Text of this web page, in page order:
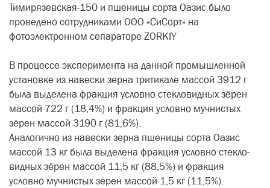
Тимирязевская-150 и пшеницы сорта Оазис было
прове­дено сотрудниками ООО «СиСорт» на
фотоэлектронном сепараторе ZОRKIY
В процессе эксперимента на данной промышленной
установке из навески зерна тритикале мас­сой 3912 г
была выделена фракция условно стекловидных зёрен
массой 722 г (18,4%) и фракция условно муч­нистых
зёрен массой 3190 г (81,6%).
Аналогично из навески зерна пше­ницы сорта Оазис
массой 13 кг была выделена фракция условно стекло­
видных зёрен массой 11,5 кг (88,5%) и фракция
условно мучнистых зёрен массой 1,5 кг (11,5%).